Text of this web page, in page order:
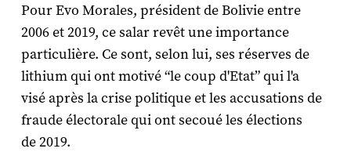
Pour Evo Morales, président de Bolivie entre
2006 et 2019, ce salar revêt une importance
particulière. Ce sont, selon lui, ses réserves de
lithium qui ont motivé “le coup d'Etat” qui l'a
visé après la crise politique et les accusations de
fraude électorale qui ont secoué les élections
de 2019.